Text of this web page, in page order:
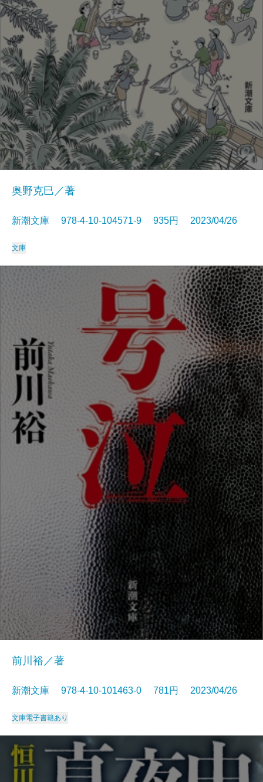
奥野克巳／著
新潮文庫 978-4-10-104571-9 935円 2023/04/26
文庫
前川裕／著
新潮文庫 978-4-10-101463-0 781円 2023/04/26
文庫電子書籍あり